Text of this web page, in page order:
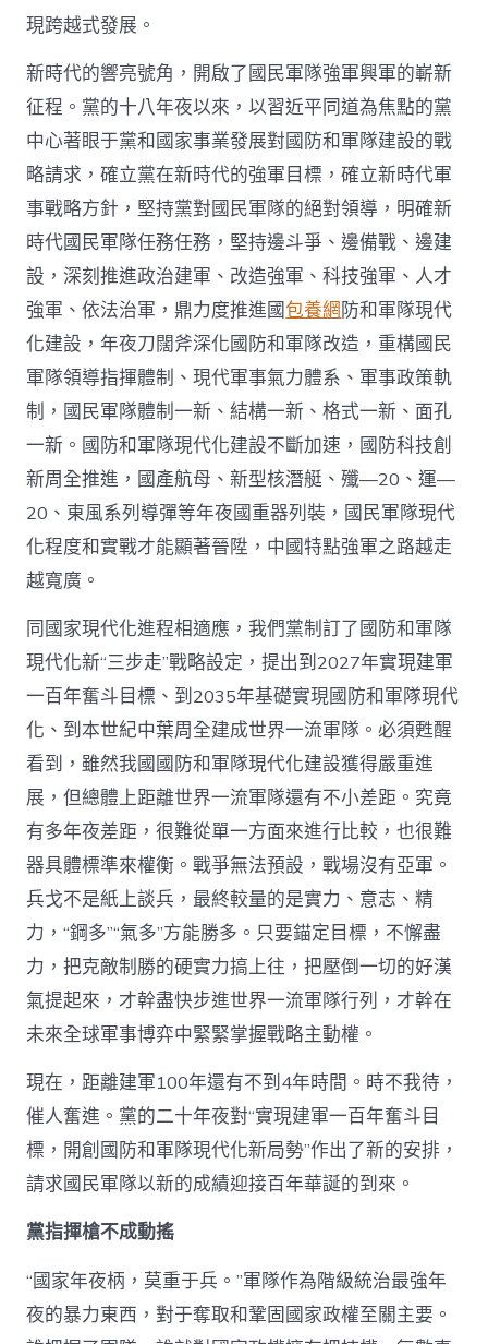
現跨越式發展。
新時代的響亮號角，開啟了國民軍隊強軍興軍的嶄新
征程。黨的十八年夜以來，以習近平同道為焦點的黨
中心著眼于黨和國家事業發展對國防和軍隊建設的戰
略請求，確立黨在新時代的強軍目標，確立新時代軍
事戰略方針，堅持黨對國民軍隊的絕對領導，明確新
時代國民軍隊任務任務，堅持邊斗爭、邊備戰、邊建
設，深刻推進政治建軍、改造強軍、科技強軍、人才
強軍、依法治軍，鼎力度推進國包養網防和軍隊現代
化建設，年夜刀闊斧深化國防和軍隊改造，重構國民
軍隊領導指揮體制、現代軍事氣力體系、軍事政策軌
制，國民軍隊體制一新、結構一新、格式一新、面孔
一新。國防和軍隊現代化建設不斷加速，國防科技創
新周全推進，國產航母、新型核潛艇、殲—20、運—
20、東風系列導彈等年夜國重器列裝，國民軍隊現代
化程度和實戰才能顯著晉陞，中國特點強軍之路越走
越寬廣。
同國家現代化進程相適應，我們黨制訂了國防和軍隊
現代化新“三步走”戰略設定，提出到2027年實現建軍
一百年奮斗目標、到2035年基礎實現國防和軍隊現代
化、到本世紀中葉周全建成世界一流軍隊。必須甦醒
看到，雖然我國國防和軍隊現代化建設獲得嚴重進
展，但總體上距離世界一流軍隊還有不小差距。究竟
有多年夜差距，很難從單一方面來進行比較，也很難
器具體標準來權衡。戰爭無法預設，戰場沒有亞軍。
兵戈不是紙上談兵，最終較量的是實力、意志、精
力，“鋼多”“氣多”方能勝多。只要錨定目標，不懈盡
力，把克敵制勝的硬實力搞上往，把壓倒一切的好漢
氣提起來，才幹盡快步進世界一流軍隊行列，才幹在
未來全球軍事博弈中緊緊掌握戰略主動權。
現在，距離建軍100年還有不到4年時間。時不我待，
催人奮進。黨的二十年夜對“實現建軍一百年奮斗目
標，開創國防和軍隊現代化新局勢”作出了新的安排，
請求國民軍隊以新的成績迎接百年華誕的到來。
黨指揮槍不成動搖
“國家年夜柄，莫重于兵。”軍隊作為階級統治最強年
夜的暴力東西，對于奪取和鞏固國家政權至關主要。